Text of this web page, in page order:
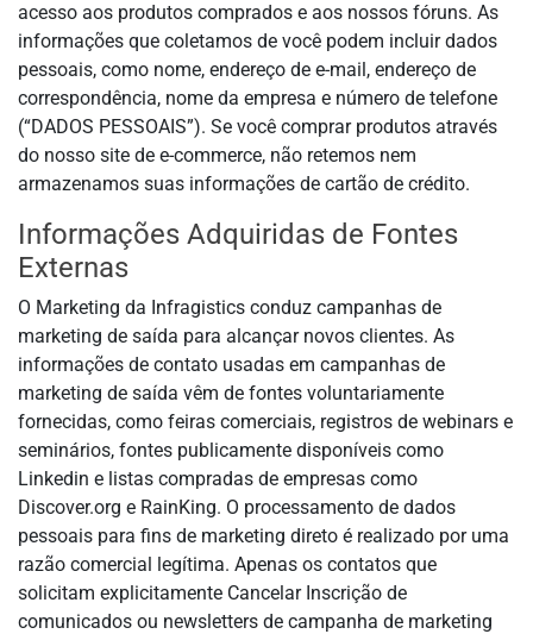
acesso aos produtos comprados e aos nossos fóruns. As
informações que coletamos de você podem incluir dados
pessoais, como nome, endereço de e-mail, endereço de
correspondência, nome da empresa e número de telefone
(“DADOS PESSOAIS”). Se você comprar produtos através
do nosso site de e-commerce, não retemos nem
armazenamos suas informações de cartão de crédito.
Informações Adquiridas de Fontes
Externas
O Marketing da Infragistics conduz campanhas de
marketing de saída para alcançar novos clientes. As
informações de contato usadas em campanhas de
marketing de saída vêm de fontes voluntariamente
fornecidas, como feiras comerciais, registros de webinars e
seminários, fontes publicamente disponíveis como
Linkedin e listas compradas de empresas como
Discover.org e RainKing. O processamento de dados
pessoais para fins de marketing direto é realizado por uma
razão comercial legítima. Apenas os contatos que
solicitam explicitamente Cancelar Inscrição de
comunicados ou newsletters de campanha de marketing